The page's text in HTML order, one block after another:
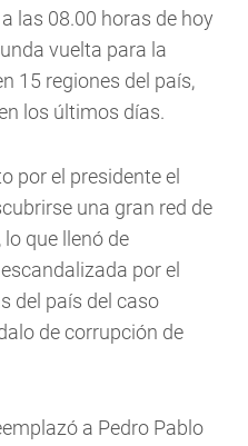
las 08.00 horas de hoy
vuelta para la
15 regiones del país,
los últimos días.
por el presidente el
una gran red de
que llenó de
por el
del país del caso
de corrupción de
a Pedro Pablo